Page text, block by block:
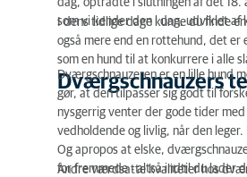
Dværgschnauzers
Aktivitetsniveau
Pelspleje
Træning
Størrelse og vægt
dag, optrådte i slutningen af det 18.
som vi kender den i dag, udviklet af
I dens tidlige dage kunne du finde
også mere end en rottehund, det er
som en hund til at konkurrere i alle
Dværgschnauzers
Dværgschnauzerener en lille hund
gør, at den tilpasser sig godt til
nysgerrig venter der gode tider
vedholdende og livlig, når den
Og apropos at elske,
for fremmede - altså indtil du lader
Andre værdsatte kvaliteter hos